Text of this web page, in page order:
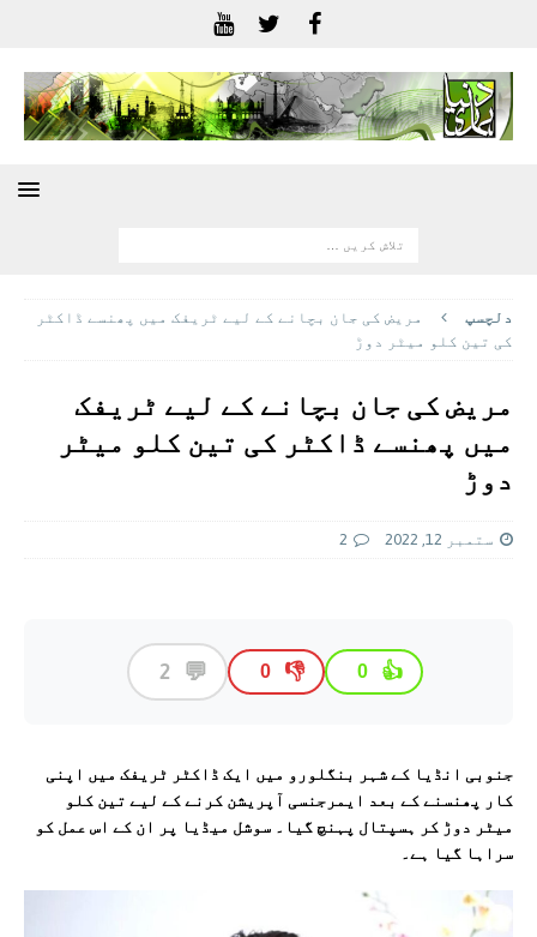
دلچسپ
مریض کی جان بچانے کے لیے ٹریفک میں پھنسے ڈاکٹر
کی تین کلو میٹر دوڑ
مریض کی جان بچانے کے لیے ٹریفک
میں پھنسے ڈاکٹر کی تین کلو میٹر
دوڑ
ستمبر 12, 2022 2
👍
0
👎
0
💬
2
جنوبی انڈیا کے شہر بنگلورو میں ایک ڈاکٹر ٹریفک میں اپنی
کار پھنسنے کے بعد ایمرجنسی آپریشن کرنے کے لیے تین کلو
میٹر دوڑ کر ہسپتال پہنچ گیا۔ سوشل میڈیا پر ان کے اس عمل کو
سراہا گیا ہے۔